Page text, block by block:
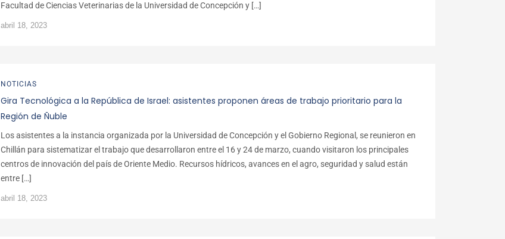
Facultad de Ciencias Veterinarias de la Universidad de Concepción y […]
abril 18, 2023
NOTICIAS
Gira Tecnológica a la República de Israel: asistentes proponen áreas de trabajo prioritario para la
Región de Ñuble
Los asistentes a la instancia organizada por la Universidad de Concepción y el Gobierno Regional, se reunieron en
Chillán para sistematizar el trabajo que desarrollaron entre el 16 y 24 de marzo, cuando visitaron los principales
centros de innovación del país de Oriente Medio. Recursos hídricos, avances en el agro, seguridad y salud están
entre […]
abril 18, 2023